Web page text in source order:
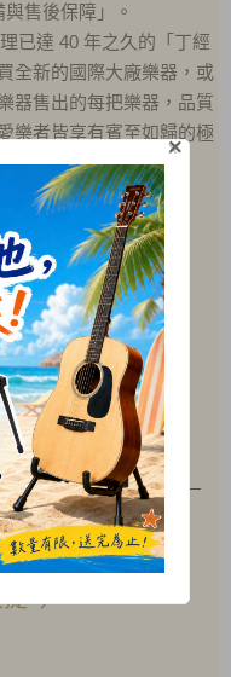
售後保障」。
已達 40 年之久的「丁經
全新的國際大廠樂器，或
器售出的每把樂器，品質
樂者皆享有賓至如歸的極
務
器
琴
琴
琴
琴
×
X